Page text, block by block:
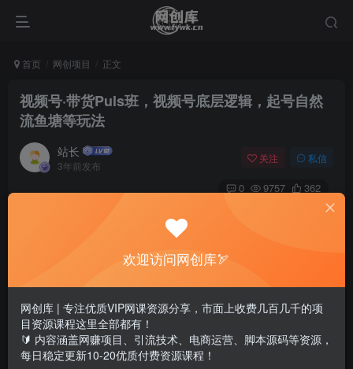
首页 网创项目 正文
视频号·带货Puls班，视频号底层逻辑，起号自然
流鱼塘等玩法
站长
3年前发布
关注 私信
0 9757 362
欢迎访问网创库🏹
网创库 | 专注优质VIP网课资源分享，市面上收费几百几千的项
目资源课程这里全部都有！
🔰 内容涵盖网赚项目、引流技术、电商运营、脚本源码等资源，
每日稳定更新10-20优质付费资源课程！